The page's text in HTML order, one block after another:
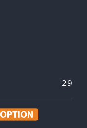
29